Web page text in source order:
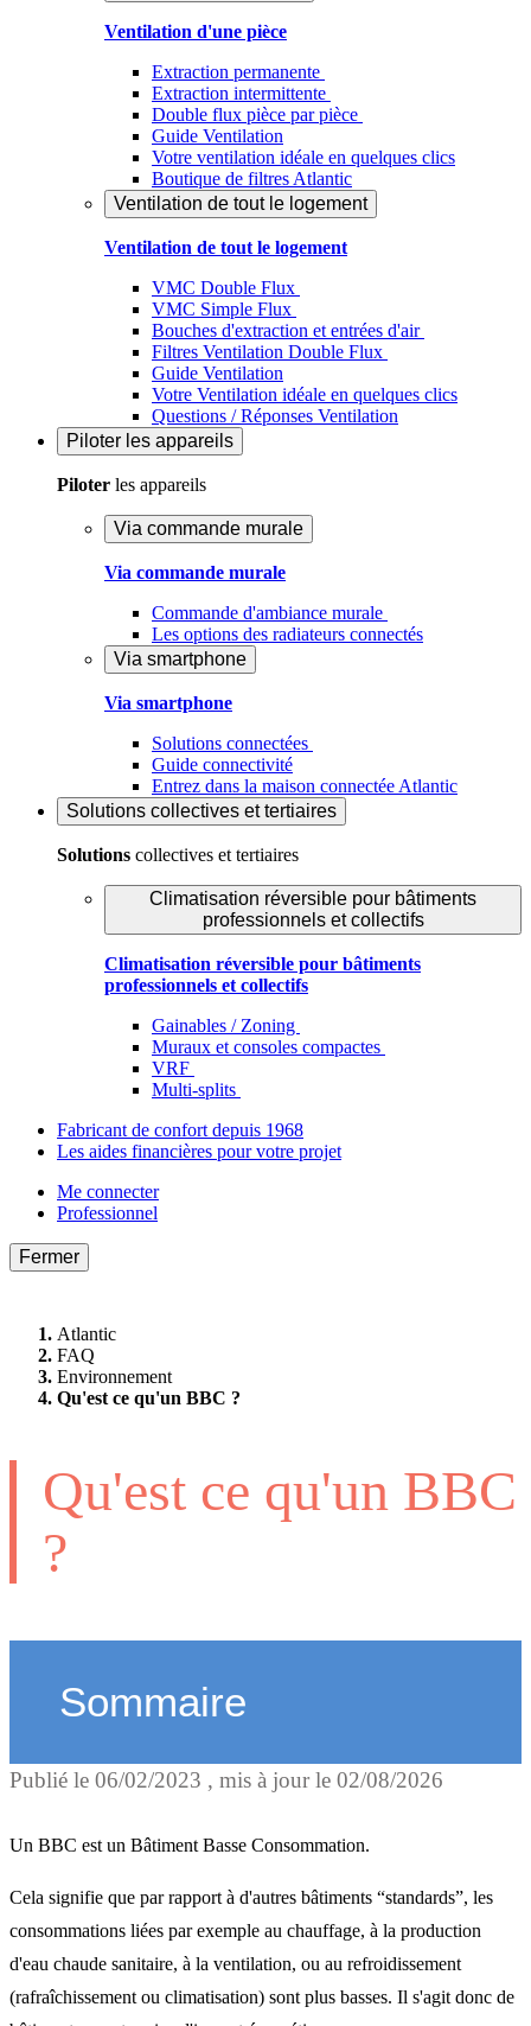
Ventilation d'une pièce
Extraction permanente
Extraction intermittente
Double flux pièce par pièce
Guide Ventilation
Votre ventilation idéale en quelques clics
Boutique de filtres Atlantic
Ventilation de tout le logement
Ventilation de tout le logement
VMC Double Flux
VMC Simple Flux
Bouches d'extraction et entrées d'air
Filtres Ventilation Double Flux
Guide Ventilation
Votre Ventilation idéale en quelques clics
Questions / Réponses Ventilation
Piloter les appareils
Piloter les appareils
Via commande murale
Via commande murale
Commande d'ambiance murale
Les options des radiateurs connectés
Via smartphone
Via smartphone
Solutions connectées
Guide connectivité
Entrez dans la maison connectée Atlantic
Solutions collectives et tertiaires
Solutions collectives et tertiaires
Climatisation réversible pour bâtiments
professionnels et collectifs
Climatisation réversible pour bâtiments
professionnels et collectifs
Gainables / Zoning
Muraux et consoles compactes
VRF
Multi-splits
Fabricant de confort depuis 1968
Les aides financières pour votre projet
Me connecter
Professionnel
Fermer
Atlantic
FAQ
Environnement
Qu'est ce qu'un BBC ?
Qu'est ce qu'un BBC
?
Sommaire
Pourquoi ce label BBC ?
Les exigences d'un BBC
Publié le 06/02/2023 , mis à jour le 02/08/2026
Un BBC est un Bâtiment Basse Consommation.
Cela signifie que par rapport à d'autres bâtiments “standards”, les
consommations liées par exemple au chauffage, à la production
d'eau chaude sanitaire, à la ventilation, ou au refroidissement
(rafraîchissement ou climatisation) sont plus basses. Il s'agit donc de